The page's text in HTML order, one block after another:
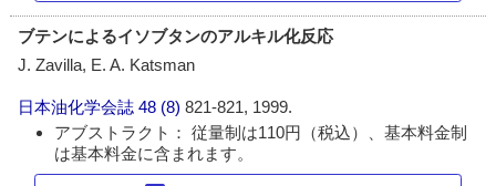
ブテンによるイソブタンのアルキル化反応
J. Zavilla, E. A. Katsman
日本油化学会誌 48 (8)821-821, 1999.
アブストラクト： 従量制は110円（税込）、基本料金制
は基本料金に含まれます。